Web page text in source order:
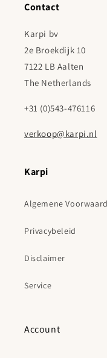
Contact
Karpi bv
2e Broekdijk 10
7122 LB Aalten
The Netherlands
+31 (0)543-476116
verkoop@karpi.nl
Karpi
Algemene
Privacybeleid
Disclaimer
Service
Account